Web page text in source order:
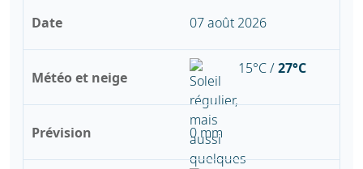
Date
Météo et neige
Prévision
07 août 2026
15°C /27°C
0 mm